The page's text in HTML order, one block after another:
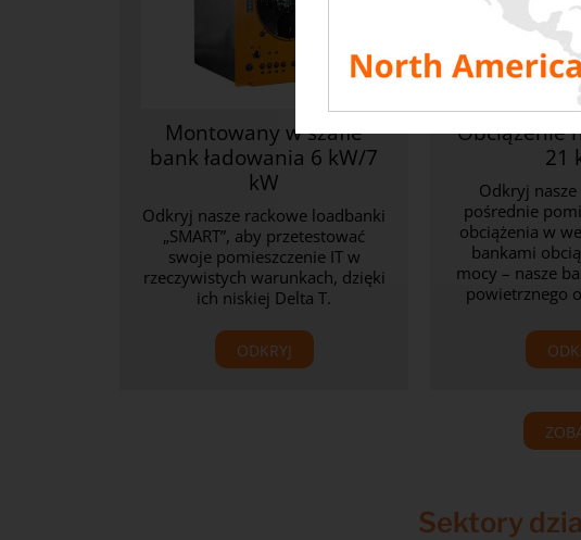
Montowany w szafie
bank ładowania 6 kW/7
kW
Odkryj nasze rackowe loadbanki
„SMART”, aby przetestować
swoje pomieszczenie IT w
rzeczywistych warunkach, dzięki
ich niskiej Delta T.
ODKRYJ
Obciążenie
21
Odkryj
pośrednie
obciążenia w
bankami
mocy – nasze
powietrznego
Sektory